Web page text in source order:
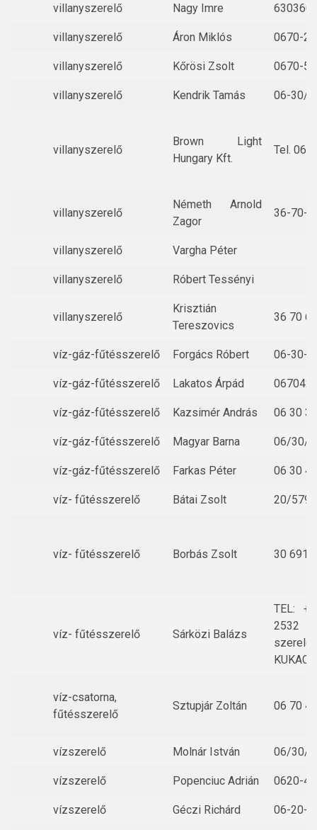
villanyszerelő Nagy Imre
villanyszerelő Áron Miklós 0670-
villanyszerelő Kőrösi Zsolt 0670-
villanyszerelő Kendrik Tamás 06-30/
villanyszerelő
Brown Light
Hungary Kft.
Tel.
villanyszerelő
Németh Arnold
Zagor
36-70-
villanyszerelő Vargha Péter
villanyszerelő Róbert Tessényi
villanyszerelő
Krisztián
Tereszovics
36 70
víz-gáz-fűtésszerelő Forgács Róbert 06-30-
víz-gáz-fűtésszerelő Lakatos Árpád
víz-gáz-fűtésszerelő Kazsimér András 06 30
víz-gáz-fűtésszerelő Magyar Barna 06/30/
víz-gáz-fűtésszerelő Farkas Péter 06 30
víz- fűtésszerelő Bátai Zsolt 20/579-
víz- fűtésszerelő Borbás Zsolt 30
víz- fűtésszerelő Sárközi Balázs
TEL:
víz-csatorna,
fűtésszerelő
Sztupjár Zoltán 06 70
vízszerelő Molnár István 06/30/
vízszerelő Popenciuc Adrián 0620-
vízszerelő Géczi Richárd 06-20-